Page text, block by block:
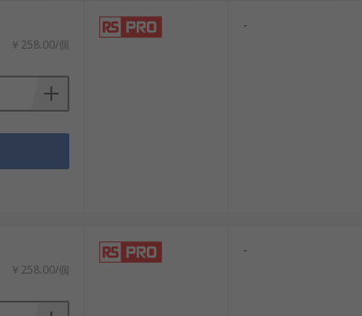
￥258.00/個
-
￥258.00/個
-